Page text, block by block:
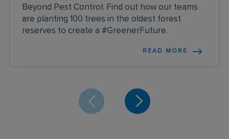
Beyond Pest Control: Find out how our teams
are planting 100 trees in the oldest forest
reserves to create a #GreenerFuture.
READ MORE